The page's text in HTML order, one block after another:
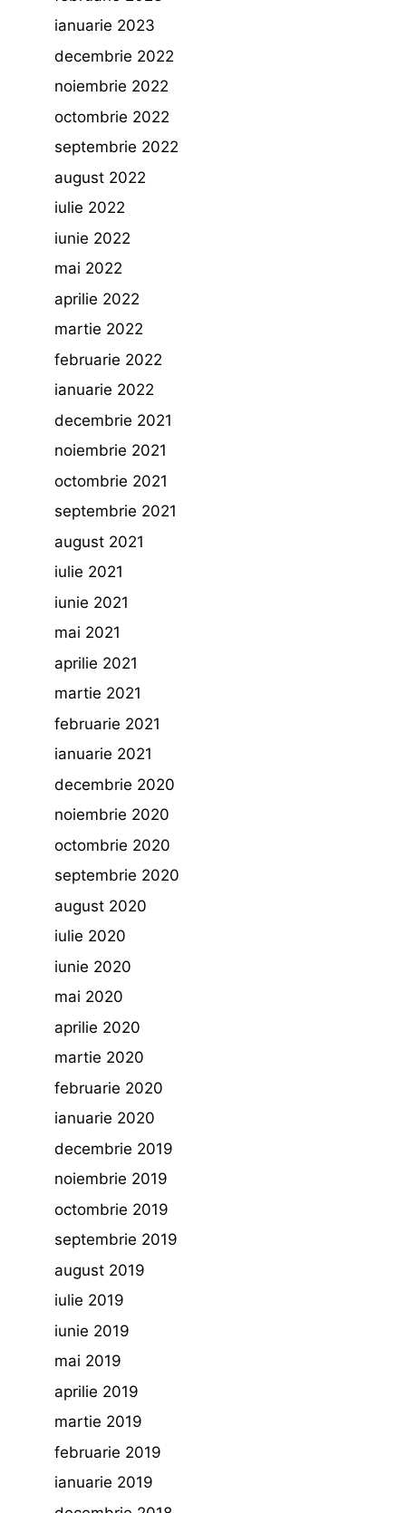
ianuarie 2023
decembrie 2022
noiembrie 2022
octombrie 2022
septembrie 2022
august 2022
iulie 2022
iunie 2022
mai 2022
aprilie 2022
martie 2022
februarie 2022
ianuarie 2022
decembrie 2021
noiembrie 2021
octombrie 2021
septembrie 2021
august 2021
iulie 2021
iunie 2021
mai 2021
aprilie 2021
martie 2021
februarie 2021
ianuarie 2021
decembrie 2020
noiembrie 2020
octombrie 2020
septembrie 2020
august 2020
iulie 2020
iunie 2020
mai 2020
aprilie 2020
martie 2020
februarie 2020
ianuarie 2020
decembrie 2019
noiembrie 2019
octombrie 2019
septembrie 2019
august 2019
iulie 2019
iunie 2019
mai 2019
aprilie 2019
martie 2019
februarie 2019
ianuarie 2019